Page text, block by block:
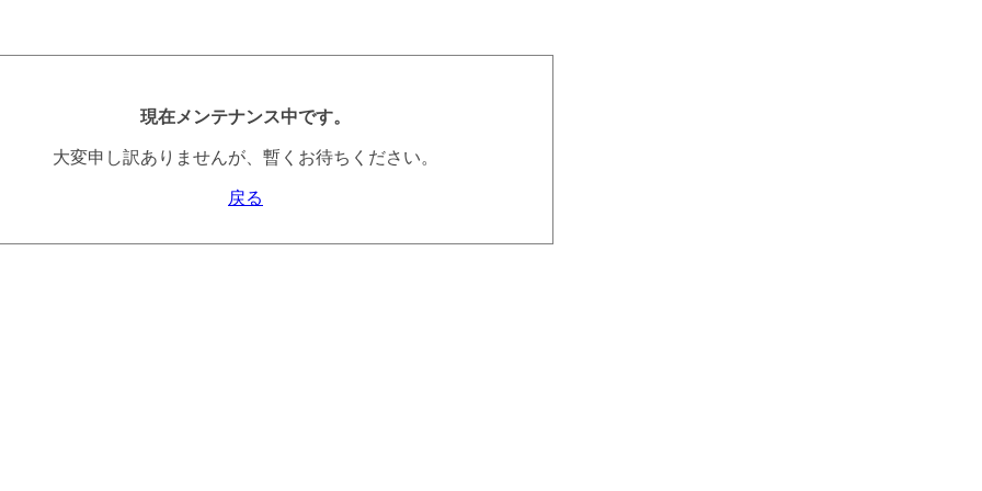
現在メンテナンス中です。
大変申し訳ありませんが、暫くお待ちください。
戻る